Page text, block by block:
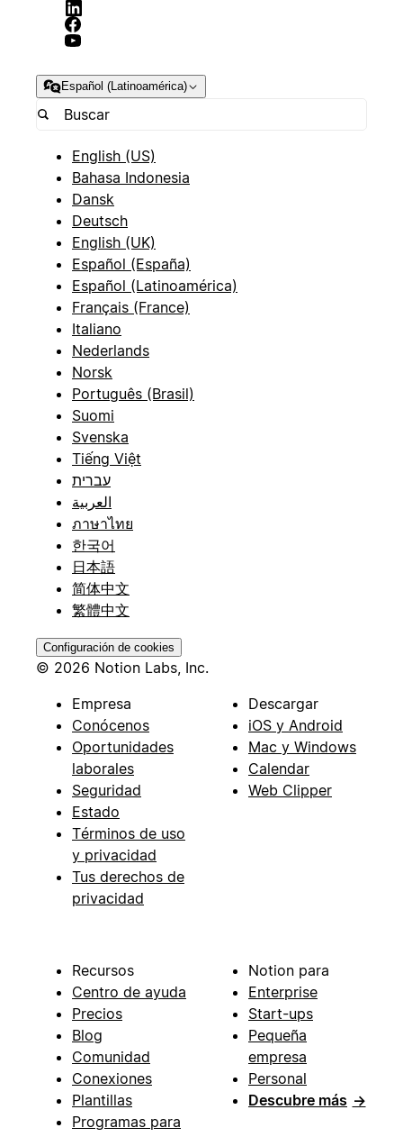
Español (Latinoamérica)
English (US)
Bahasa Indonesia
Dansk
Deutsch
English (UK)
Español (España)
Español (Latinoamérica)
Français (France)
Italiano
Nederlands
Norsk
Português (Brasil)
Suomi
Svenska
Tiếng Việt
עברית
العربية
ภาษาไทย
한국어
日本語
简体中文
繁體中文
Configuración de cookies
© 2026 Notion Labs, Inc.
Empresa
Conócenos
Oportunidades
laborales
Seguridad
Estado
Términos de uso
y privacidad
Tus derechos de
privacidad
Descargar
iOS y Android
Mac y Windows
Calendar
Web Clipper
Recursos
Centro de ayuda
Precios
Blog
Comunidad
Conexiones
Plantillas
Programas para
Notion para
Enterprise
Start-ups
Pequeña
empresa
Personal
Descubre más →